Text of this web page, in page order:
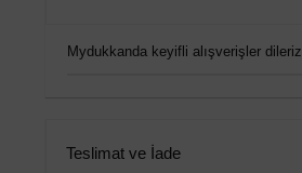
Mydukkanda keyifli alışverişler dileriz.
Teslimat ve İade